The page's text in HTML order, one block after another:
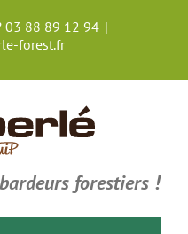
03 88 89 12 94 |
forest.fr
forestiers !